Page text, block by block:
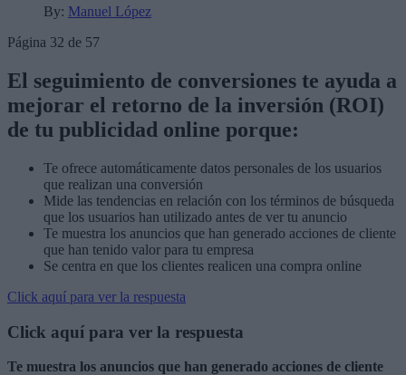
By: Manuel López
Página 32 de 57
El seguimiento de conversiones te ayuda a
mejorar el retorno de la inversión (ROI)
de tu publicidad online porque:
Te ofrece automáticamente datos personales de los usuarios
que realizan una conversión
Mide las tendencias en relación con los términos de búsqueda
que los usuarios han utilizado antes de ver tu anuncio
Te muestra los anuncios que han generado acciones de cliente
que han tenido valor para tu empresa
Se centra en que los clientes realicen una compra online
Click aquí para ver la respuesta
Click aquí para ver la respuesta
Te muestra los anuncios que han generado acciones de cliente